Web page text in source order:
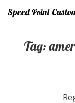
Speed Point
Tag: